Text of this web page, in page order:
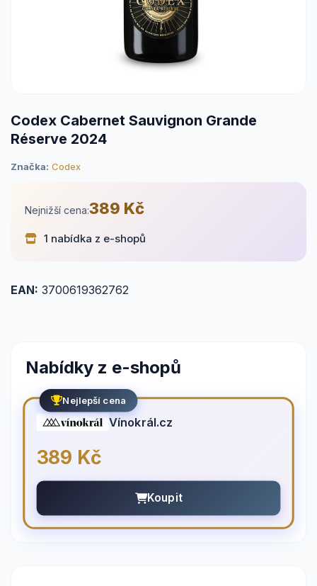
Codex Cabernet Sauvignon Grande
Réserve 2024
Značka: Codex
Nejnižší cena:389 Kč
1 nabídka z e-shopů
EAN: 3700619362762
Nabídky z e-shopů
Nejlepší cena
Vínokrál.cz
389 Kč
Koupit